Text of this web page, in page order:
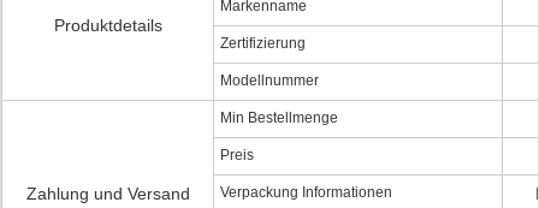
Produktdetails
Markenname
Zertifizierung
Modellnummer
Zahlung und Versand
Min Bestellmenge
Preis
Verpackung Informationen